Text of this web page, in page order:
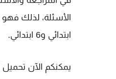
الأسئلة، لذلك
ابتدائي و6 ابتدائي .
يمكنكم الآن تحميل